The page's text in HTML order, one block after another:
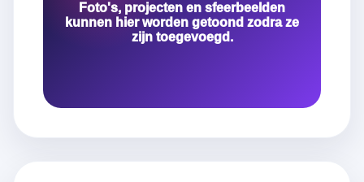
Foto's, projecten en sfeerbeelden
kunnen hier worden getoond zodra ze
zijn toegevoegd.